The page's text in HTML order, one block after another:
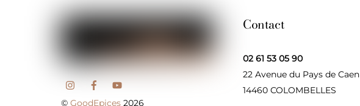
©GoodEpices 2026
Contact
02 61 53 05 90
22 Avenue du Pays de Caen
14460 COLOMBELLES